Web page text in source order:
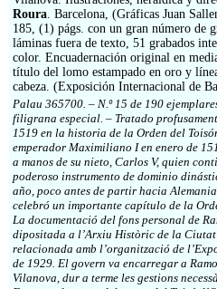
Roura. Barcelona, (Gráficas Juan
185, (1) págs. con un gran número de
láminas fuera de texto, 51 grabados
color. Encuadernación original en
título del lomo estampado en oro y
cabeza. (Exposición Internacional de
Palau 365700. – N.º 15 de 190
filigrana especial. – Tratado
1519 en la historia de la Orden del
emperador Maximiliano I en enero de
a manos de su nieto, Carlos V, quien
poderoso instrumento de dominio
año, poco antes de partir hacia
celebró un importante capítulo de la
La documentació del fons personal de
dipositada a l’Arxiu Històric de la
relacionada amb l’organització de
de 1929. El govern va encarregar a
Vilanova, dur a terme les gestions